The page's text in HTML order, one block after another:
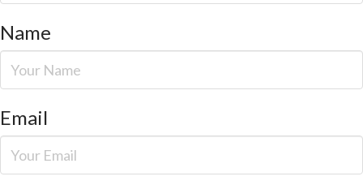
Name
Email